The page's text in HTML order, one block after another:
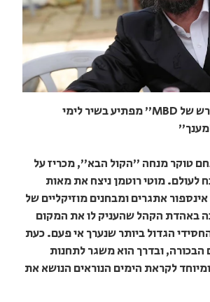
הלהיט הבא: "היורש של MBD" מפתיע בשיר לימי
טוקר מנחה "הקול הבא", מכריז על
לעולם. מוטי רוטמן ניצח את מאות
אתגרים ומבחנים מוזיקליים של
באהדת הקהל שהעניק לו את המקום
הגדול ביותר שנערך אי פעם. כעת
הבכורה, ובדרך הוא משגר לתחנות
לקראת הימים הנוראים הנושא את